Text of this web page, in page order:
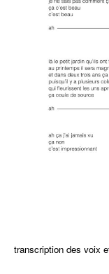
transcription des voix